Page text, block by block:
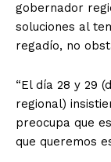
gobernador
soluciones al
regadío, no
“El día 28 y 29
regional)
preocupa que
que queremos